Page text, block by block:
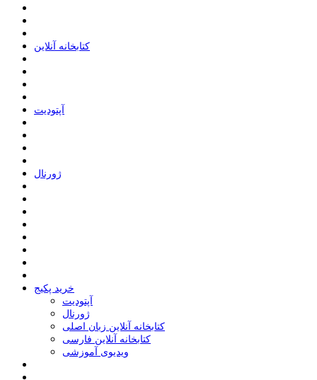
ﮐﺘﺎﺑﺨﺎﻧﻪ ﺁﻧﻼﯾﻦ
ﺁﭘﺘﻮﺩﯾﺖ
ﮊﻭﺭﻧﺎﻝ
خرید پکیج
ﺁﭘﺘﻮﺩﯾﺖ
ﮊﻭﺭﻧﺎﻝ
کتابخانه آنلاین زبان اصلی
کتابخانه آنلاین فارسی
ویدیوی آموزشی